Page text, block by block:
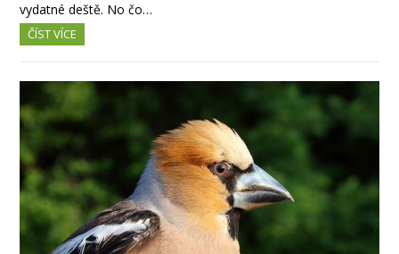
vydatné deště. No čo…
ČÍST VÍCE